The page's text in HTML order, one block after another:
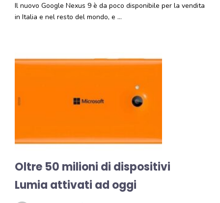
Il nuovo Google Nexus 9 è da poco disponibile per la vendita
in Italia e nel resto del mondo, e …
Oltre 50 milioni di dispositivi
Lumia attivati ad oggi